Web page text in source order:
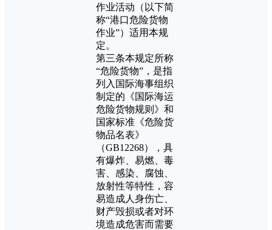
作业活动（以下简
称“港口危险货物
作业”）适用本规
定。
第三条本规定所称
“危险货物”，是指
列入国际海事组织
制定的《国际海运
危险货物规则》和
国家标准《危险货
物品名表》
（GB12268），具
有爆炸、易燃、毒
害、感染、腐蚀、
放射性等特性，容
易造成人身伤亡、
财产毁损或者对环
境造成危害而需要